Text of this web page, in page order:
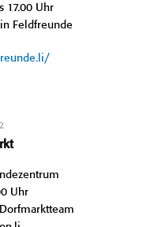
17.00 Uhr
Feldfreunde
Uhr